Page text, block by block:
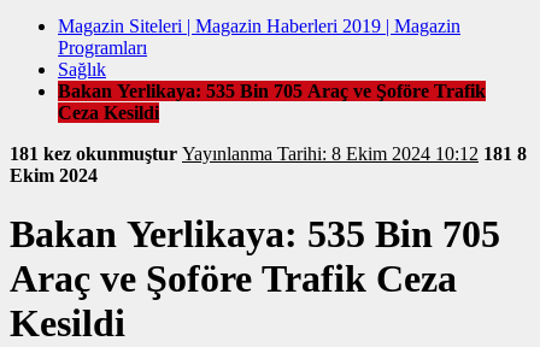
Magazin Siteleri | Magazin Haberleri 2019 | Magazin
Programları
Sağlık
Bakan Yerlikaya: 535 Bin 705 Araç ve Şoföre Trafik
Ceza Kesildi
181 kez okunmuştur
Yayınlanma Tarihi: 8 Ekim 2024 10:12 181 8
Ekim 2024
Bakan Yerlikaya: 535 Bin 705
Araç ve Şoföre Trafik Ceza
Kesildi